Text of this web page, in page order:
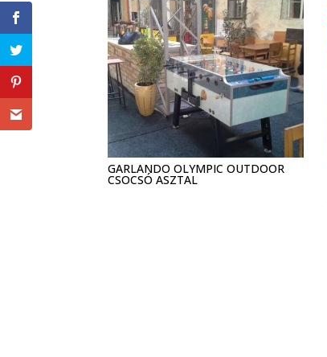
GARLANDO OLYMPIC OUTDOOR
CSOCSÓ ASZTAL